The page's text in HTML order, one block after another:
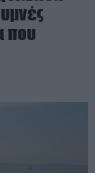
που